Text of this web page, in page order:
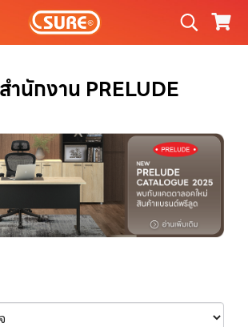
ำนักงาน PRELUDE